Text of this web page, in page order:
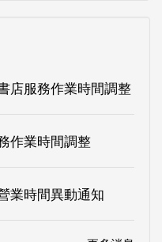
店服務作業時間調整
作業時間調整
業時間異動通知